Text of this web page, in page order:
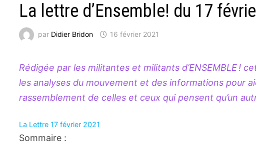
La lettre d’Ensemble! du 17
par Didier Bridon 16 février 2021
Rédi­­­­­­­­­­gée par les mili­­­­­­­­­­tantes et mili­­­­­­­­­­tants d’ENSEMBLE !
les analyses du mouve­­­­­­­­­­ment et des infor­­­­­­­­­­ma­­­­­­­­­­tions pour
rassem­­­­­­­­­­ble­­­­­­­­­­ment de celles et ceux qui pensent qu’un
La Lettre 17 février 2021
Sommaire :